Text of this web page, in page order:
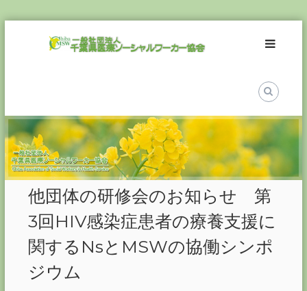
一
般
人
千
葉
県
医
療
ソ
ー
シ
ャ
ル
他団体の研修会のお知らせ 第
3回HIV感染症患者の療養支援に
関するNsとMSWの協働シンポ
ジウム